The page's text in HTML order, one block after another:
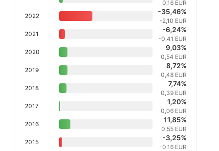
0,16 EUR
2022
-35,46%
-2,10 EUR
2021
-6,24%
-0,41 EUR
2020
9,03%
0,54 EUR
2019
8,72%
0,48 EUR
2018
7,74%
0,39 EUR
2017
1,20%
0,06 EUR
2016
11,85%
0,55 EUR
2015
-3,25%
-0,16 EUR